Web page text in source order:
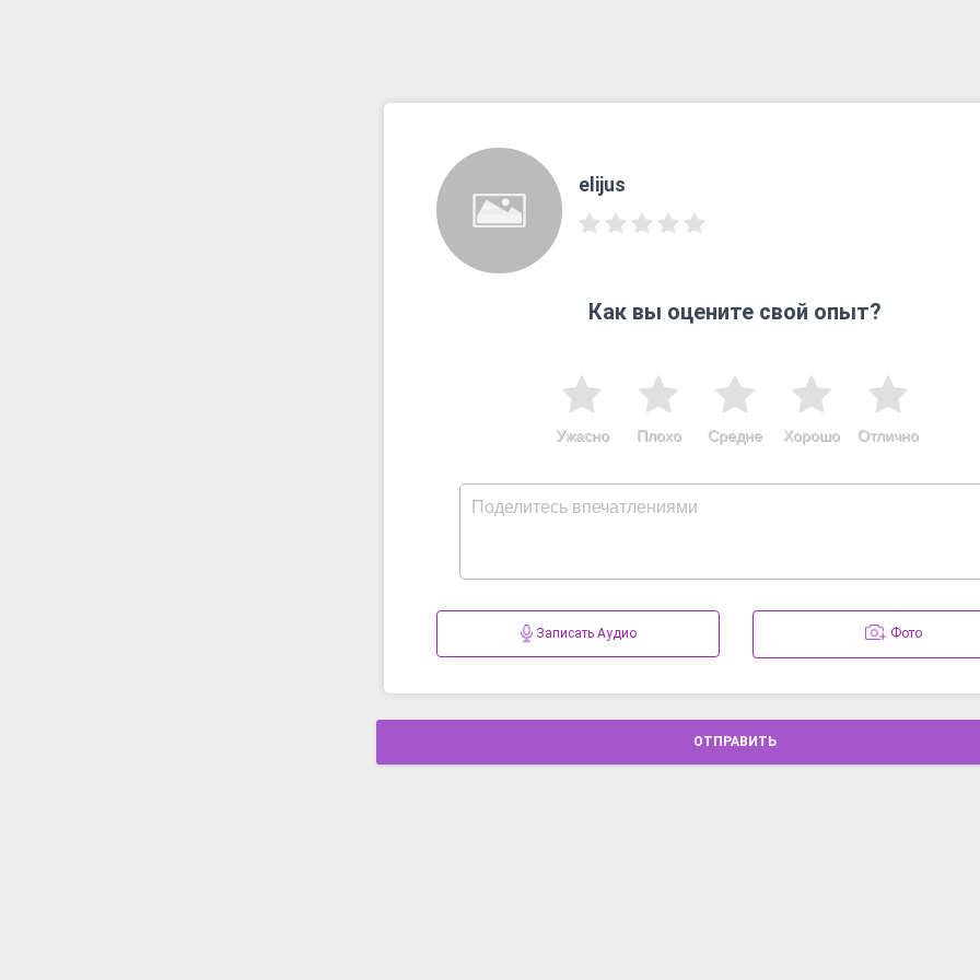
elijus
Как вы оцените свой опыт?
Отлично
Хорошо
Средне
Плохо
Ужасно
Записать Аудио Фото
ОТПРАВИТЬ